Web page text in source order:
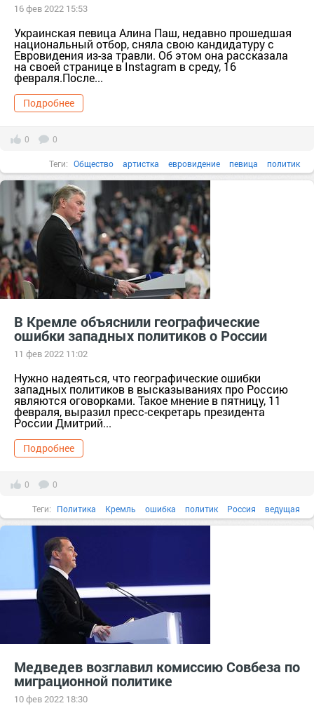
16 фев 2022 15:53
Украинская певица Алина Паш, недавно прошедшая
национальный отбор, сняла свою кандидатуру с
Евровидения из-за травли. Об этом она рассказала
на своей странице в Instagram в среду, 16
февраля.После...
Подробнее
0 0
Теги: Общество артистка евровидение певица политик
В Кремле объяснили географические
ошибки западных политиков о России
11 фев 2022 11:02
Нужно надеяться, что географические ошибки
западных политиков в высказываниях про Россию
являются оговорками. Такое мнение в пятницу, 11
февраля, выразил пресс-секретарь президента
России Дмитрий...
Подробнее
0 0
Теги: Политика Кремль ошибка политик Россия ведущая
Медведев возглавил комиссию Совбеза по
миграционной политике
10 фев 2022 18:30